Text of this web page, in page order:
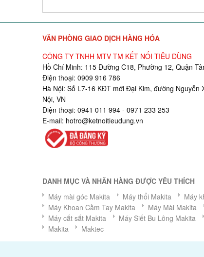
VĂN PHÒNG GIAO DỊCH HÀNG HÓA
CÔNG TY TNHH MTV TM KẾT NỐI TIÊU DÙNG
Hồ Chí Minh: 115 Đường C18, Phường 12, Quận
Điện thoại: 0909 916 786
Hà Nội: Số L7-16 KĐT mới Đại Kim, đường Nguyễn
Nội, VN
Điện thoại: 0941 011 994 - 0971 233 253
E-mail: hotro@ketnoitieudung.vn
DANH MỤC VÀ NHÃN HÀNG ĐƯỢC YÊU THÍCH
Máy mài góc Makita
Máy thổi Makita Máy
Máy Khoan Cầm Tay Makita
Máy Mài Makita
Máy cắt sắt Makita
Máy Siết Bu Lông Makita
Makita
Maktec